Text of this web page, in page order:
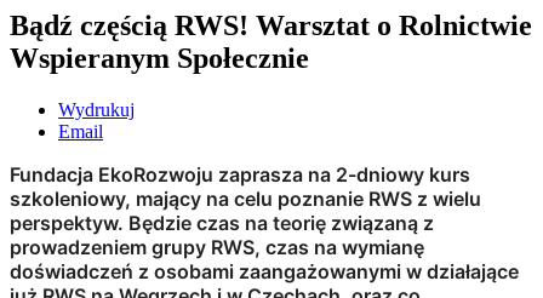
Bądź częścią RWS! Warsztat o Rolnictwie
Wspieranym Społecznie
Wydrukuj
Email
Fundacja EkoRozwoju zaprasza na 2-dniowy kurs
szkoleniowy, mający na celu poznanie RWS z wielu
perspektyw. Będzie czas na teorię związaną z
prowadzeniem grupy RWS, czas na wymianę
doświadczeń z osobami zaangażowanymi w działające